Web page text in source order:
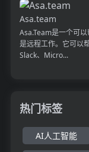
Asa.team
Asa.Team是一个可
是远程工作。它可以
Slack、Micro...
热门标签
AI人工智能